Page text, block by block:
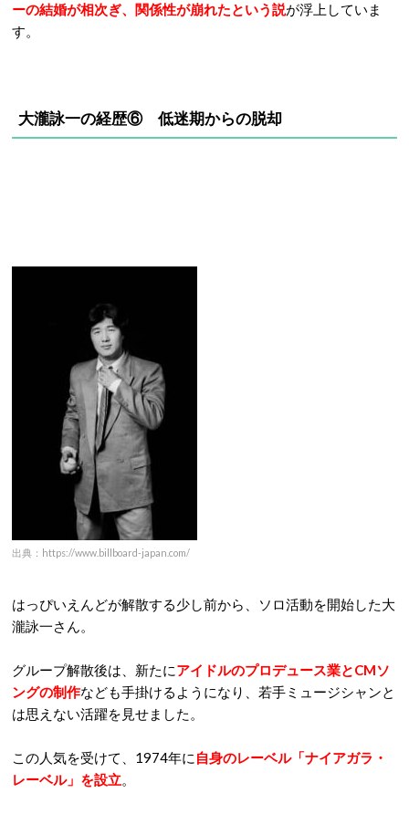
ーの結婚が相次ぎ、関係性が崩れたという説が浮上していま
す。
大瀧詠一の経歴⑥ 低迷期からの脱却
出典：https://www.billboard-japan.com/
はっぴいえんどが解散する少し前から、ソロ活動を開始した大
瀧詠一さん。
グループ解散後は、新たにアイドルのプロデュース業とCMソ
ングの制作なども手掛けるようになり、若手ミュージシャンと
は思えない活躍を見せました。
この人気を受けて、1974年に 自身のレーベル「ナイアガラ・
レーベル」を設立。